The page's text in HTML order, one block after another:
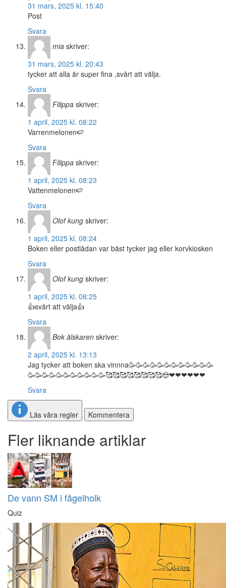
31 mars, 2025 kl. 15:40
Post
Svara
mia skriver:
31 mars, 2025 kl. 20:43
tycker att alla är super fina ,svårt att välja.
Svara
Filippa skriver:
1 april, 2025 kl. 08:22
Varrenmelonen🍉
Svara
Filippa skriver:
1 april, 2025 kl. 08:23
Vattenmelonen🍉
Svara
Olof kung skriver:
1 april, 2025 kl. 08:24
Boken eller postlådan var bäst tycker jag eller korvkiosken
Svara
Olof kung skriver:
1 april, 2025 kl. 08:25
👍svårt att välja👍
Svara
Bok älskaren skriver:
2 april, 2025 kl. 13:13
Jag tycker att boken ska vinnna🥳🥳🥳🥳🥳🥳🥳🥳🥳🥳🥳🥳
🥳🥳🥳🥳🥳🥳🥳🥳🥳🥳🥳🥰🥰🥰🥰🥰🥰🥰🥰😍❤❤❤❤❤❤
Svara
Läs våra regler Kommentera
Fler liknande artiklar
De vann SM i fågelholk
Quiz